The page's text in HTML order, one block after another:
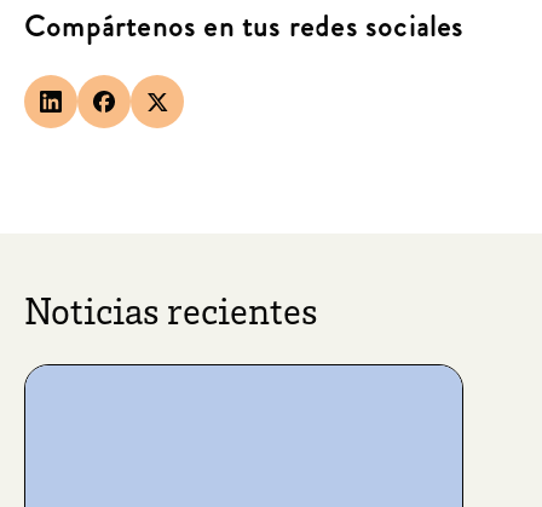
Compártenos en tus redes sociales
Noticias recientes